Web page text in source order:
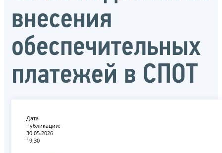
внесения
обеспечительных
платежей в СПОТ
Дата
публикации:
30.05.2026
19:30